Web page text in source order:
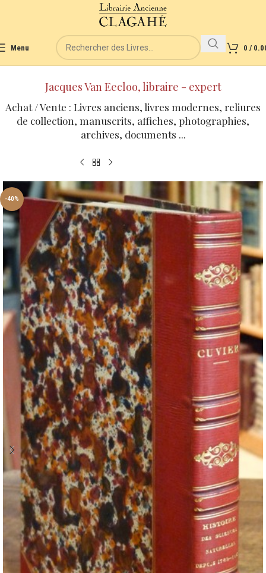
Menu 0 /
Jacques Van Eecloo, libraire - expert
Achat / Vente : Livres anciens, livres modernes, reliures
de collection, manuscrits, affiches, photographies,
archives, documents ...
-40%